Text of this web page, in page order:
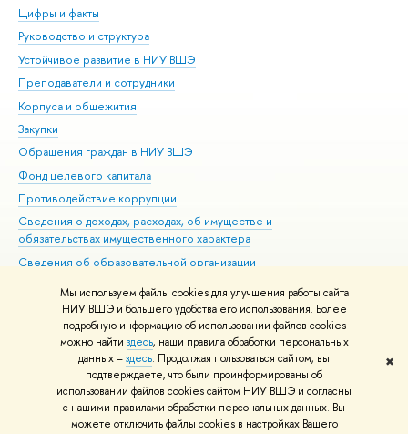
Мы используем файлы cookies для улучшения работы сайта
НИУ ВШЭ и большего удобства его использования. Более
подробную информацию об использовании файлов cookies
можно найти здесь, наши правила обработки персональных
данных –здесь. Продолжая пользоваться сайтом, вы
подтверждаете, что были проинформированы об
использовании файлов cookies сайтом НИУ ВШЭ и согласны
с нашими правилами обработки персональных данных. Вы
можете отключить файлы cookies в настройках Вашего
✖
Цифры и факты
Руководство и структура
Устойчивое развитие в НИУ ВШЭ
Преподаватели и сотрудники
Корпуса и общежития
Закупки
Обращения граждан в НИУ ВШЭ
Фонд целевого капитала
Противодействие коррупции
Сведения о доходах, расходах, об имуществе и
обязательствах имущественного характера
Сведения об образовательной организации
Людям с ограниченными возможностями здоровья
Единая платежная страница
Работа в Вышке
© НИУ ВШЭ 1993–2026 Адреса и контакты Условия использования
материалов Политика конфиденциальности Карта сайта
Шрифты HSE Sans и HSE Slab разработаны вШколе дизайна НИУ ВШЭ